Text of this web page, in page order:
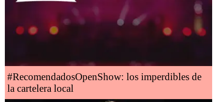
#RecomendadosOpenShow: los imperdibles de
la cartelera local